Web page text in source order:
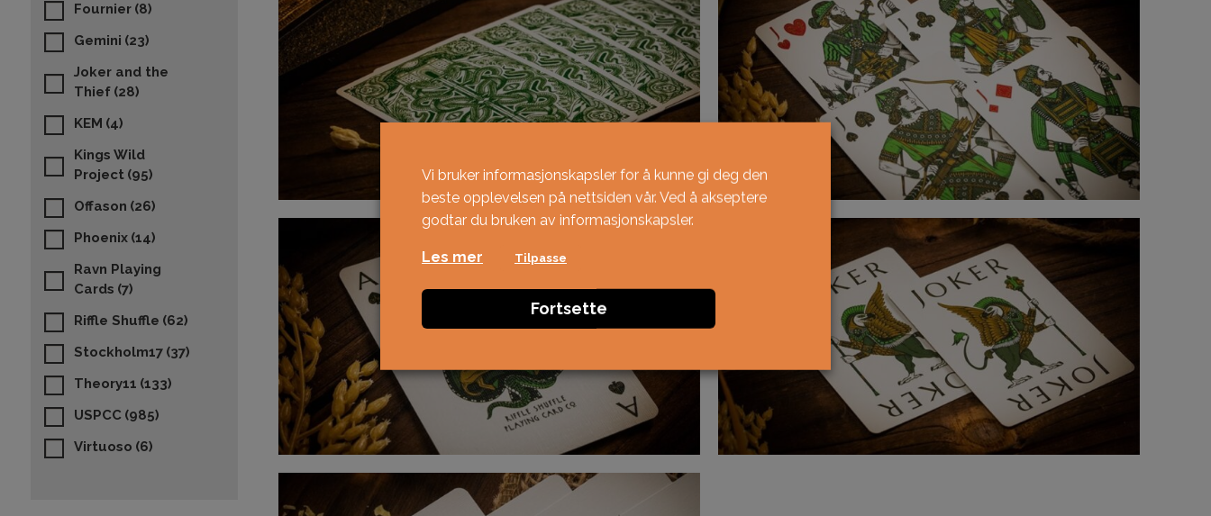
Fournier (8)
Gemini (23)
Joker and the
Thief (28)
KEM (4)
Kings Wild
Project (95)
Offason (26)
Phoenix (14)
Ravn Playing
Cards (7)
Riffle Shuffle (62)
Stockholm17 (37)
Theory11 (133)
USPCC (985)
Virtuoso (6)
Vi bruker informasjonskapsler for å kunne gi deg den
beste opplevelsen på nettsiden vår. Ved å akseptere
godtar du bruken av informasjonskapsler.
Les mer Tilpasse
Fortsette